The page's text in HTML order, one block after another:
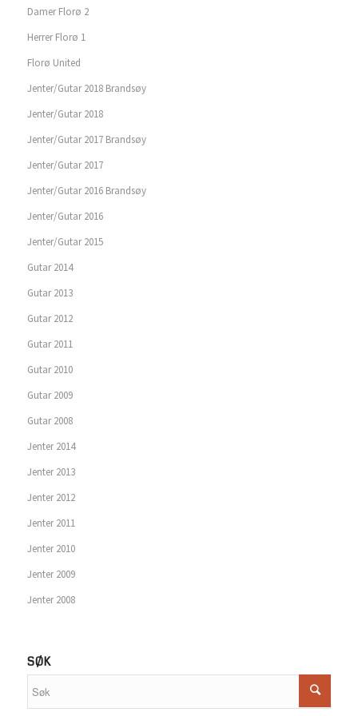
Damer Florø 2
Herrer Florø 1
Florø United
Jenter/Gutar 2018 Brandsøy
Jenter/Gutar 2018
Jenter/Gutar 2017 Brandsøy
Jenter/Gutar 2017
Jenter/Gutar 2016 Brandsøy
Jenter/Gutar 2016
Jenter/Gutar 2015
Gutar 2014
Gutar 2013
Gutar 2012
Gutar 2011
Gutar 2010
Gutar 2009
Gutar 2008
Jenter 2014
Jenter 2013
Jenter 2012
Jenter 2011
Jenter 2010
Jenter 2009
Jenter 2008
SØK